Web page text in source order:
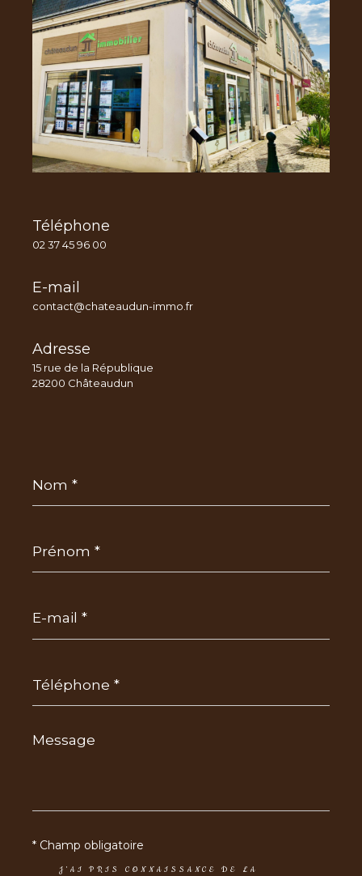
Téléphone
02 37 45 96 00
E-mail
contact@chateaudun-immo.fr
Adresse
15 rue de la République
28200 Châteaudun
*
mail
*
Message
*
J'AI PRIS CONNAISSANCE DE LA
* Champ obligatoire